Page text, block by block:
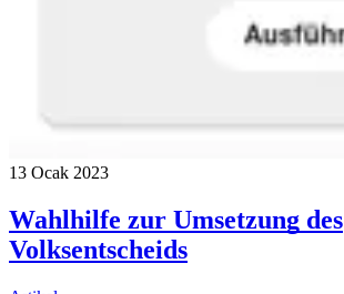
13 Ocak 2023
Wahlhilfe zur Umsetzung des
Volksentscheids